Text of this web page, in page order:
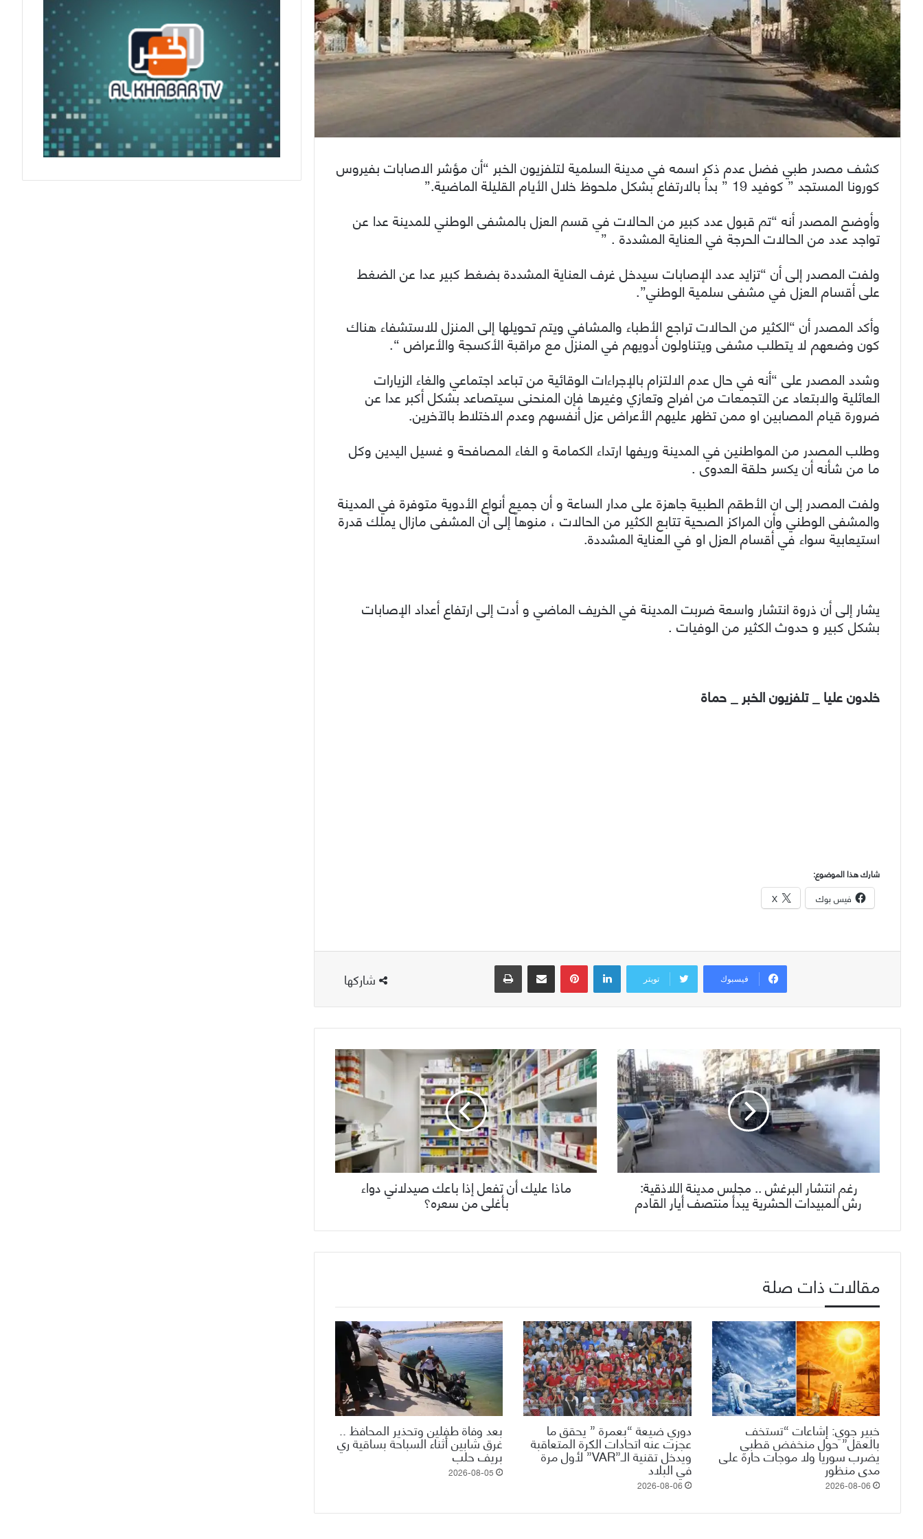
كشف مصدر طبي فضل عدم ذكر اسمه في مدينة السلمية لتلفزيون الخبر “أن مؤشر الاصابات بفيروس
كورونا المستجد ” كوفيد 19 ” بدأ بالارتفاع بشكل ملحوظ خلال الأيام القليلة الماضية.”
وأوضح المصدر أنه “تم قبول عدد كبير من الحالات في قسم العزل بالمشفى الوطني للمدينة عدا عن
تواجد عدد من الحالات الحرجة في العناية المشددة . ”
ولفت المصدر إلى أن “تزايد عدد الإصابات سيدخل غرف العناية المشددة بضغط كبير عدا عن الضغط
على أقسام العزل في مشفى سلمية الوطني”.
وأكد المصدر أن “الكثير من الحالات تراجع الأطباء والمشافي ويتم تحويلها إلى المنزل للاستشفاء هناك
كون وضعهم لا يتطلب مشفى ويتناولون أدويهم في المنزل مع مراقبة الأكسجة والأعراض “.
وشدد المصدر على “أنه في حال عدم الالتزام بالإجراءات الوقائية من تباعد اجتماعي والغاء الزيارات
العائلية والابتعاد عن التجمعات من افراح وتعازي وغيرها فإن المنحنى سيتصاعد بشكل أكبر عدا عن
ضرورة قيام المصابين او ممن تظهر عليهم الأعراض عزل أنفسهم وعدم الاختلاط بالآخرين.
وطلب المصدر من المواطنين في المدينة وريفها ارتداء الكمامة و الغاء المصافحة و غسيل اليدين وكل
ما من شأنه أن يكسر حلقة العدوى .
ولفت المصدر إلى ان الأطقم الطبية جاهزة على مدار الساعة و أن جميع أنواع الأدوية متوفرة في المدينة
والمشفى الوطني وأن المراكز الصحية تتابع الكثير من الحالات ، منوهاً إلى أن المشفى مازال يملك قدرة
استيعابية سواء في أقسام العزل او في العناية المشددة.
يشار إلى أن ذروة انتشار واسعة ضربت المدينة في الخريف الماضي و أدت إلى ارتفاع أعداد الإصابات
بشكل كبير و حدوث الكثير من الوفيات .
خلدون عليا _ تلفزيون الخبر _ حماة
شارك هذا الموضوع:
فيس بوك X
شاركها فيسبوك تويتر
لينكدإن بينتيريست مشاركة عبر البريد طباعة
رغم انتشار البرغش .. مجلس مدينة اللاذقية:
رش المبيدات الحشرية يبدأ منتصف أيار القادم
ماذا عليك أن تفعل إذا باعك صيدلاني دواء
بأغلى من سعره؟
مقالات ذات صلة
خبير جوي: إشاعات “تستخف
بالعقل” حول منخفض قطبي
يضرب سوريا ولا موجات حارة على
مدى منظور
2026-08-06
دوري ضيعة “بعمرة ” يحقق ما
عجزت عنه اتحادات الكرة المتعاقبة
ويدخل تقنية الـ”VAR” لأول مرة
في البلاد
2026-08-06
بعد وفاة طفلين وتحذير المحافظ ..
غرق شابين أثناء السباحة بساقية ري
بريف حلب
2026-08-05